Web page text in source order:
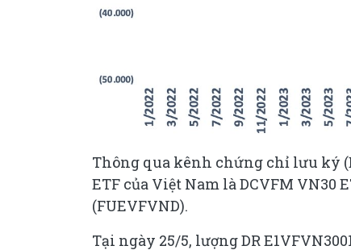
Thông qua kênh chứng chỉ lưu ký
ETF của Việt Nam là DCVFM VN30
(FUEVFVND).
Tại ngày 25/5, lượng DR